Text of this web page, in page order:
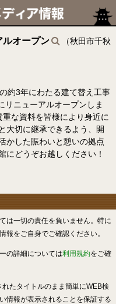
ルオープン
（秋田市千秋
約3年にわたる建て替え工事
リニューアルオープンしま
な資料を皆様により身近に
大切に継承できるよう、開
かした賑わいと憩いの拠点
にどうぞお越しください！
は一切の責任を負いません。特に
報をご自身でご確認ください。
の詳細については利用規約をご確
れたタイトルのまま簡単にWEB検
情報が表示されることを保証する